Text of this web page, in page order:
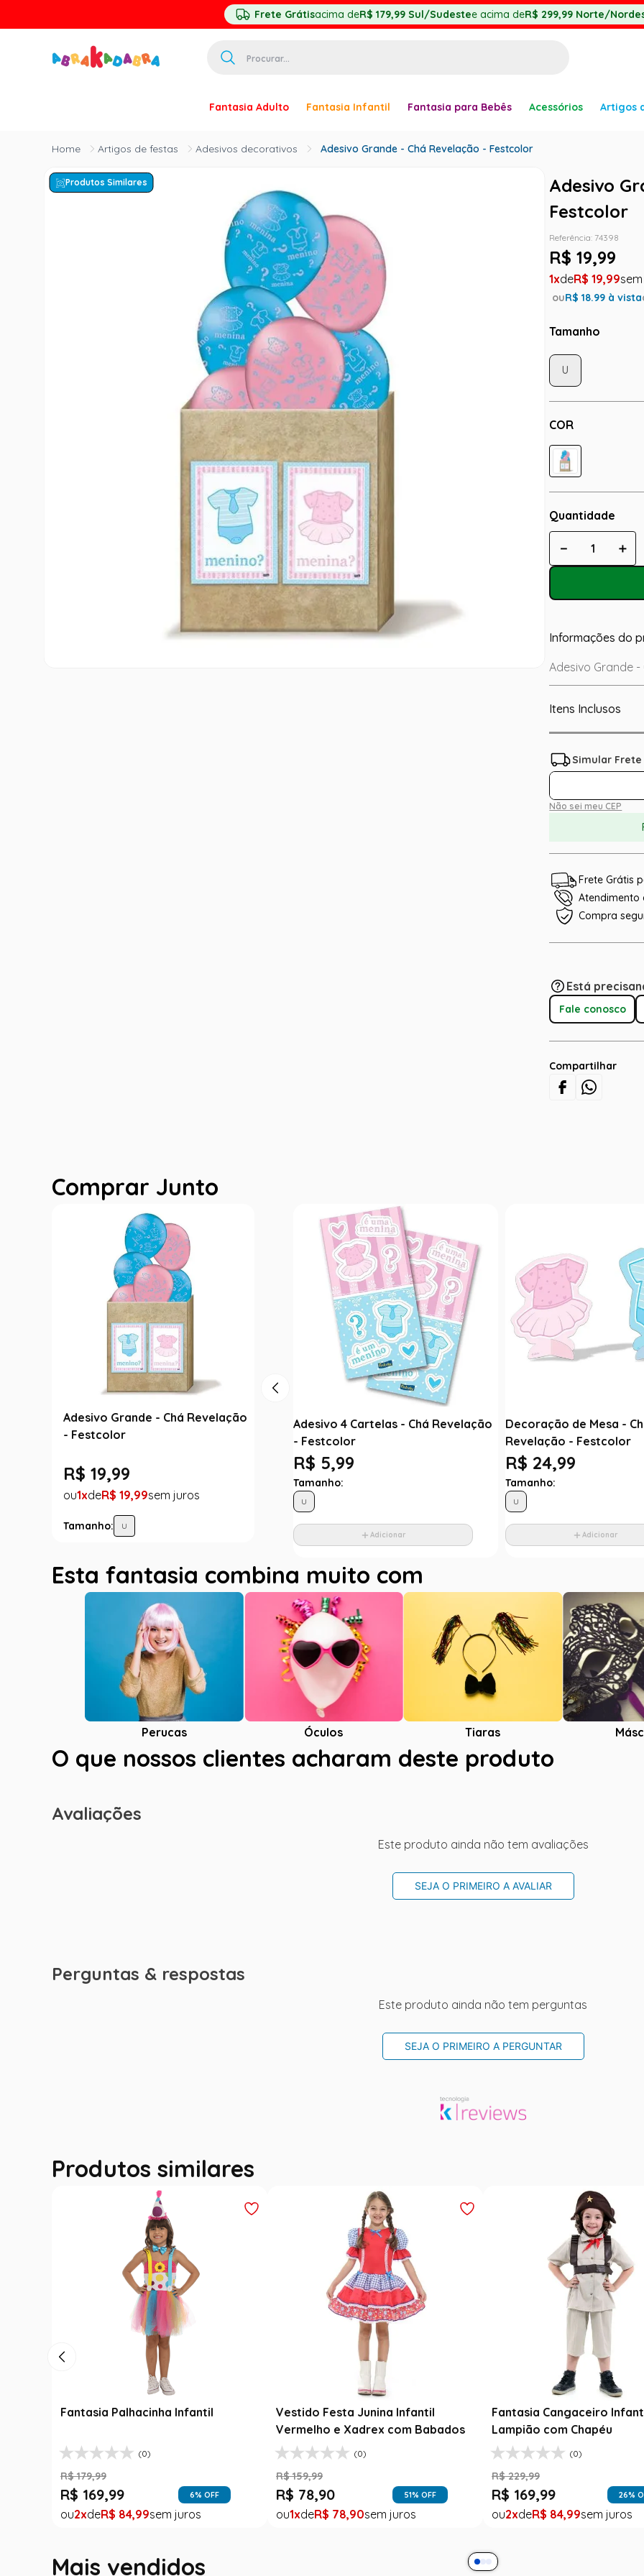
Frete Grátisacima deR$ 179,99 Sul/Sudestee acima deR$ 299,99 Norte/
Fantasia Adulto Fantasia Infantil Fantasia para Bebês Acessórios Artigos
Artigos de festas Adesivos decorativos Adesivo Grande - Chá Revelação - Festcolor
Produtos Similares
Adesivo
Festcolor
Referência: 74398
R$ 19,99
1 R$ 19,99
ouR$18.99 à vista
Tamanho
COR
U
Quantidade
＋
－
Informações do
Adesivo Grande
Itens Inclusos
Não sei meu CEP
Frete Grátis
Atendimento
Compra
Está
Fale conosco
Compartilhar
Comprar Junto
Adesivo Grande - Chá Revelação
- Festcolor
R$ 19,99
1 R$ 19,99
Tamanho: U
Adesivo 4 Cartelas - Chá Revelação
- Festcolor
R$ 5,99
Tamanho:
U
Adicionar
Decoração de Mesa -
Revelação - Festcolor
R$ 24,99
Tamanho:
U
Adicionar
Esta fantasia combina muito com
Perucas Óculos Tiaras
O que nossos clientes acharam deste produto
Avaliações
Este produto ainda não tem avaliações
SEJA O PRIMEIRO A AVALIAR
Perguntas & respostas
Este produto ainda não tem perguntas
SEJA O PRIMEIRO A PERGUNTAR
Produtos similares
Fantasia Festa Junina Adulto
R$ 139,
R$ 99 99
99
Roupa Festa Junina Bebê Menina
Fantasia Rosa Floral com Renda
R$ 189,
R$ 99 99
99
Saia Infantil Festa
Xadrez Preto com
R$ 129,99
R$ 78, 90
1 R$
Mais vendidos
princesa
4º
mascara
5º
paquita
6º
harry potter
7º
palhaço
8º
kpop
9º
branca neve
10
º rumi